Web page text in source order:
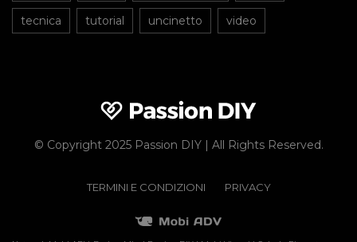
tecnica tutorial uncinetto video
© Copyright 2025 Passion DIY | All Rights Reserved.
TERMINI E CONDIZIONI PRIVACY